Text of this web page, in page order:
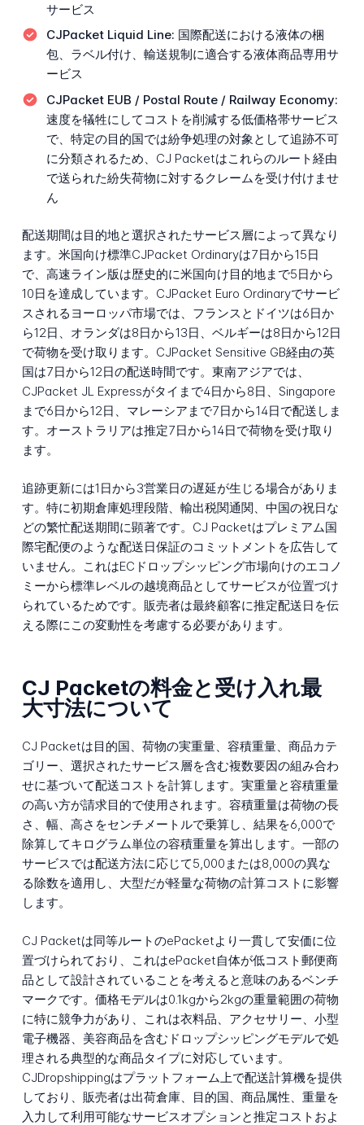
サービス
CJPacket Liquid Line: 国際配送における液体の梱
包、ラベル付け、輸送規制に適合する液体商品専用サ
ービス
CJPacket EUB / Postal Route / Railway Economy:
速度を犠牲にしてコストを削減する低価格帯サービス
で、特定の目的国では紛争処理の対象として追跡不可
に分類されるため、CJ Packetはこれらのルート経由
で送られた紛失荷物に対するクレームを受け付けませ
ん
配送期間は目的地と選択されたサービス層によって異なり
ます。米国向け標準CJPacket Ordinaryは7日から15日
で、高速ライン版は歴史的に米国向け目的地まで5日から
10日を達成しています。CJPacket Euro Ordinaryでサービ
スされるヨーロッパ市場では、フランスとドイツは6日か
ら12日、オランダは8日から13日、ベルギーは8日から12日
で荷物を受け取ります。CJPacket Sensitive GB経由の英
国は7日から12日の配送時間です。東南アジアでは、
CJPacket JL Expressがタイまで4日から8日、Singapore
まで6日から12日、マレーシアまで7日から14日で配送しま
す。オーストラリアは推定7日から14日で荷物を受け取り
ます。
追跡更新には1日から3営業日の遅延が生じる場合がありま
す。特に初期倉庫処理段階、輸出税関通関、中国の祝日な
どの繁忙配送期間に顕著です。CJ Packetはプレミアム国
際宅配便のような配送日保証のコミットメントを広告して
いません。これはECドロップシッピング市場向けのエコノ
ミーから標準レベルの越境商品としてサービスが位置づけ
られているためです。販売者は最終顧客に推定配送日を伝
える際にこの変動性を考慮する必要があります。
CJ Packetの料金と受け入れ最
大寸法について
CJ Packetは目的国、荷物の実重量、容積重量、商品カテ
ゴリー、選択されたサービス層を含む複数要因の組み合わ
せに基づいて配送コストを計算します。実重量と容積重量
の高い方が請求目的で使用されます。容積重量は荷物の長
さ、幅、高さをセンチメートルで乗算し、結果を6,000で
除算してキログラム単位の容積重量を算出します。一部の
サービスでは配送方法に応じて5,000または8,000の異な
る除数を適用し、大型だが軽量な荷物の計算コストに影響
します。
CJ Packetは同等ルートのePacketより一貫して安価に位
置づけられており、これはePacket自体が低コスト郵便商
品として設計されていることを考えると意味のあるベンチ
マークです。価格モデルは0.1kgから2kgの重量範囲の荷物
に特に競争力があり、これは衣料品、アクセサリー、小型
電子機器、美容商品を含むドロップシッピングモデルで処
理される典型的な商品タイプに対応しています。
CJDropshippingはプラットフォーム上で配送計算機を提供
しており、販売者は出荷倉庫、目的国、商品属性、重量を
入力して利用可能なサービスオプションと推定コストおよ